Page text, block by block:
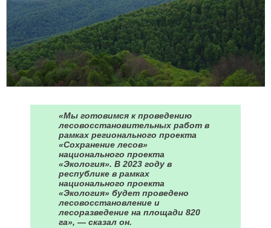
«Мы готовимся к проведению
лесовосстановительных работ в
рамках регионального проекта
«Сохранение лесов»
национального проекта
«Экология». В 2023 году в
республике в рамках
национального проекта
«Экология» будет проведено
лесовосстановление и
лесоразведение на площади 820
га», — сказал он.